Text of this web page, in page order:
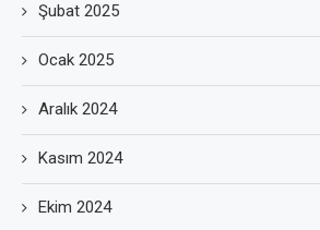
Şubat 2025
Ocak 2025
Aralık 2024
Kasım 2024
Ekim 2024